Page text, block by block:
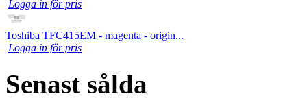
Logga in för pris
Toshiba TFC415EM - magenta - origin...
Logga in för pris
Senast sålda